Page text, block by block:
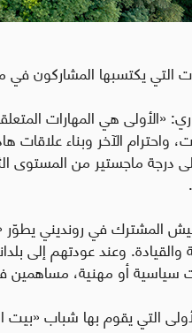
التي يكتسبها المشاركون
«الأولى هي المهارات
واحترام الآخر وبناء
درجة ماجستير من المستوى
المشترك في رونديني يطوّر
والقيادة. وعند عودتهم إلى
سياسية أو مهنية، مساهمين
التي يقوم بها شباب «بيت